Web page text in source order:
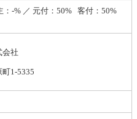
-% ／ 元付：50% 客付：50%
社
1-5335